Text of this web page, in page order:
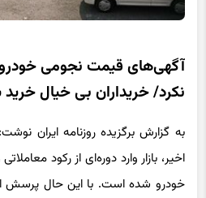
آگهی‌های قیمت نجومی
نکرد/ خریداران بی خیال
به گزارش برگزیده روزنامه ایران
اخیر، بازار وارد دوره‌ای از رکود
خودرو شده است. با این حال پرسش